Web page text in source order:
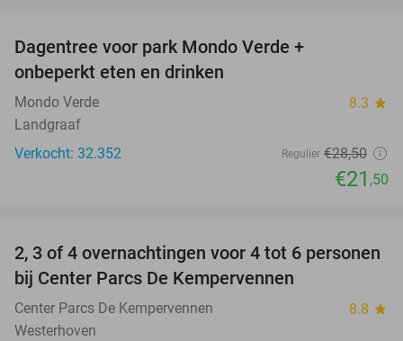
Dagentree voor park Mondo Verde +
onbeperkt eten en drinken
Mondo Verde 8.3 star
Landgraaf
Verkocht: 32.352
Regulier €28,50
€21 ,50
2, 3 of 4 overnachtingen voor 4 tot 6 personen
bij Center Parcs De Kempervennen
Center Parcs De Kempervennen 8.8 star
Westerhoven